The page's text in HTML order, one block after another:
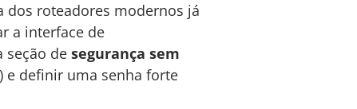
dos roteadores modernos já
a interface de
seção de segurança sem
e definir uma senha forte